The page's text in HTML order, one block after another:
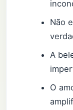
Não
A
O